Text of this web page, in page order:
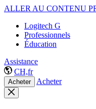
ALLER AU CONTENU
Logitech G
Professionnels
Éducation
Assistance
CH,fr
Acheter Acheter